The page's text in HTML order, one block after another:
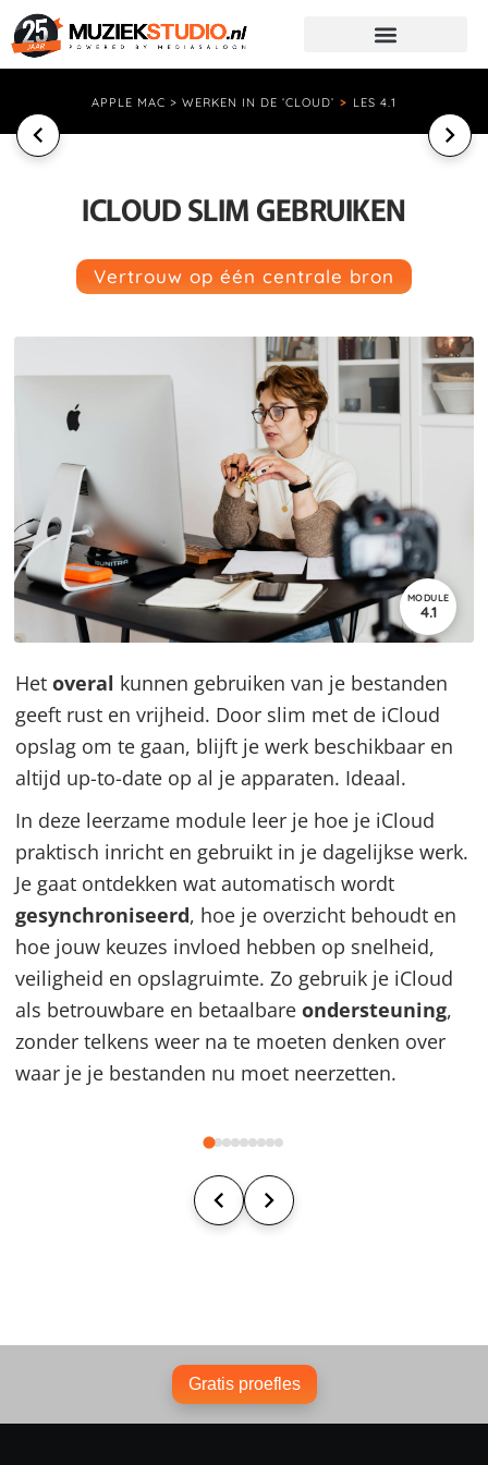
APPLE MAC > WERKEN IN DE ‘CLOUD’ > LES 4.1
ICLOUD SLIM GEBRUIKEN
Vertrouw op één centrale bron
Hetoveral kunnen gebruiken van je bestanden
geeft rust en vrijheid. Door slim met de iCloud
opslag om te gaan, blijft je werk beschikbaar en
altijd up-to-date op al je apparaten. Ideaal.
In deze leerzame module leer je hoe je iCloud
praktisch inricht en gebruikt in je dagelijkse werk.
Je gaat ontdekken wat automatisch wordt
gesynchroniseerd, hoe je overzicht behoudt en
hoe jouw keuzes invloed hebben op snelheid,
veiligheid en opslagruimte. Zo gebruik je iCloud
als betrouwbare en betaalbareondersteuning,
zonder telkens weer na te moeten denken over
waar je je bestanden nu moet neerzetten.
MODULE
4.1
Gratis proefles